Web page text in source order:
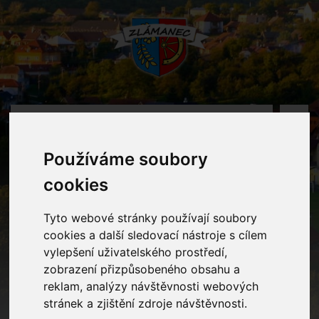
Používáme soubory
cookies
Tyto webové stránky používají soubory
cookies a další sledovací nástroje s cílem
vylepšení uživatelského prostředí,
zobrazení přizpůsobeného obsahu a
reklam, analýzy návštěvnosti webových
stránek a zjištění zdroje návštěvnosti.
Oznámení
Home Oznámení Karneval
Karneval
Milí rodiče,